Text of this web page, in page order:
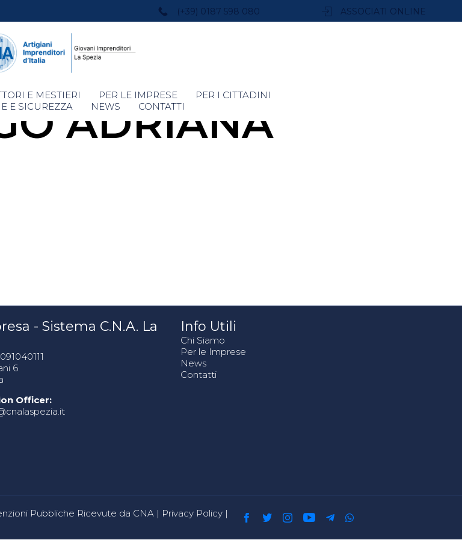
(+39) 0187 598 080 ASSOCIATI ONLINE
Skip
to
E MESTIERI PER LE IMPRESE
PER I CITTADINI
E SICUREZZA
NEWS CONTATTI
ADRIANA
- Sistema C.N.A. La
6
Officer:
Info Utili
Chi Siamo
Per le Imprese
News
Contatti
Pubbliche Ricevute da CNA | Privacy Policy |